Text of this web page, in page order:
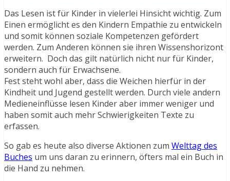
Das Lesen ist für Kinder in vielerlei Hinsicht wichtig. Zum
Einen ermöglicht es den Kindern Empathie zu entwickeln
und somit können soziale Kompetenzen gefördert
werden. Zum Anderen können sie ihren Wissenshorizont
erweitern. Doch das gilt natürlich nicht nur für Kinder,
sondern auch für Erwachsene.
Fest steht wohl aber, dass die Weichen hierfür in der
Kindheit und Jugend gestellt werden. Durch viele andern
Medieneinflüsse lesen Kinder aber immer weniger und
haben somit auch mehr Schwierigkeiten Texte zu
erfassen.
So gab es heute also diverse Aktionen zum Welttag des
Buches um uns daran zu erinnern, öfters mal ein Buch in
die Hand zu nehmen.